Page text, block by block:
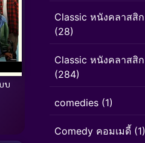
บ
Classic หนังคลาสสิก
(28)
Classic หนังคลาสสิก
(284)
comedies (1)
Comedy คอมเมดี้ (1)